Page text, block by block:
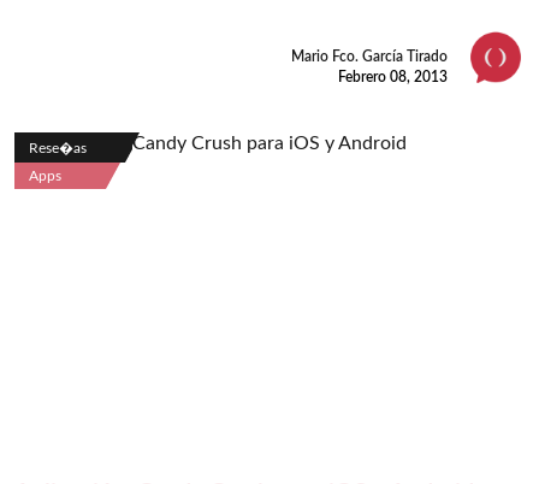
Mario Fco. García Tirado
Febrero 08, 2013
Rese�as
Apps